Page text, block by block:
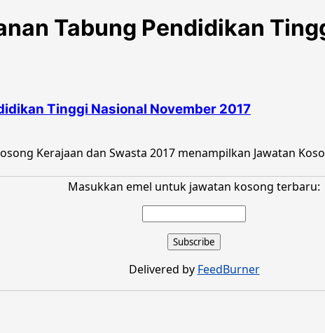
Tabung Pendidikan
Tinggi Nasional November 2017
Kerajaan dan Swasta 2017 menampilkan Jawatan
Masukkan emel untuk jawatan kosong terbaru:
Delivered by FeedBurner